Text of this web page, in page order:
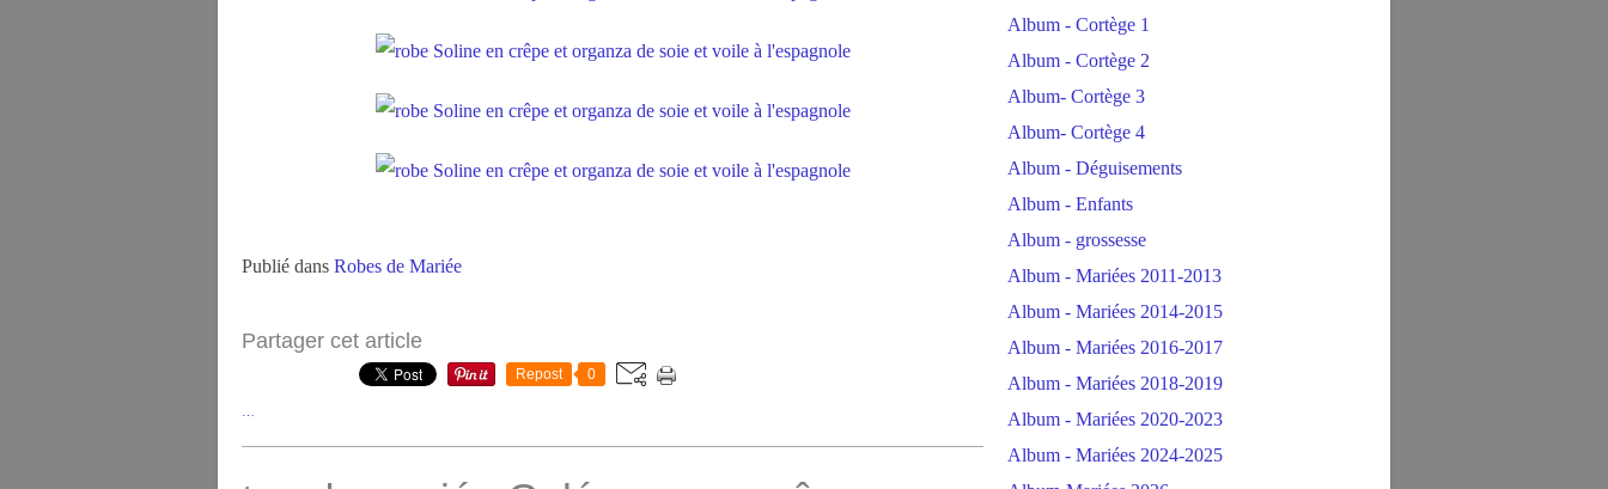
Publié dans Robes de Mariée
Partager cet article
Repost 0
Album - Cortège 1
Album - Cortège 2
Album- Cortège 3
Album- Cortège 4
Album - Déguisements
Album - Enfants
Album - grossesse
Album - Mariées 2011-2013
Album - Mariées 2014-2015
Album - Mariées 2016-2017
Album - Mariées 2018-2019
Album - Mariées 2020-2023
Album - Mariées 2024-2025